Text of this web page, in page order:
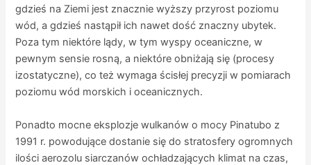
gdzieś na Ziemi jest znacznie wyższy przyrost poziomu
wód, a gdzieś nastąpił ich nawet dość znaczny ubytek.
Poza tym niektóre lądy, w tym wyspy oceaniczne, w
pewnym sensie rosną, a niektóre obniżają się (procesy
izostatyczne), co też wymaga ścisłej precyzji w pomiarach
poziomu wód morskich i oceanicznych.
Ponadto mocne eksplozje wulkanów o mocy Pinatubo z
1991 r. powodujące dostanie się do stratosfery ogromnych
ilości aerozolu siarczanów ochładzających klimat na czas,